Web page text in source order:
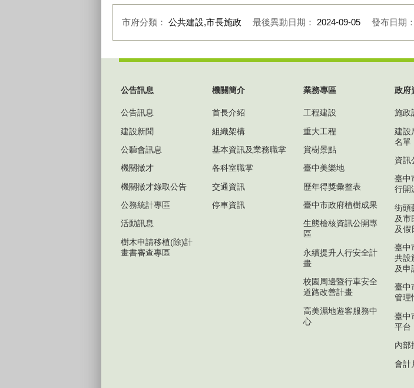
市府分類： 公共建設,市長施政 最後異動日期： 2024-09-05 發布日期：
公告訊息
公告訊息
建設新聞
公聽會訊息
機關徵才
機關徵才錄取公告
公務統計專區
活動訊息
樹木申請移植(除)計
畫書審查專區
機關簡介
首長介紹
組織架構
基本資訊及業務職掌
各科室職掌
交通資訊
停車資訊
業務專區
工程建設
重大工程
賞樹景點
臺中美樂地
歷年得獎彙整表
臺中市政府植樹成果
生態檢核資訊公開專
區
永續提升人行安全計
畫
校園周邊暨行車安全
道路改善計畫
高美濕地遊客服務中
心
政府
施政
建設
名單
資訊
臺中
行開
街頭
及市
及假
臺中
共設
及申
臺中
管理
臺中
平台
內部
會計